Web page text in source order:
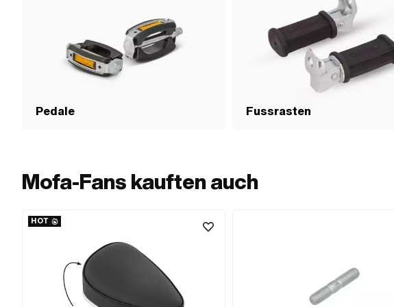
Anwendungsbereich: Chemie
Pedale Fussrasten
Mofa-Fans kauften auch
HOT